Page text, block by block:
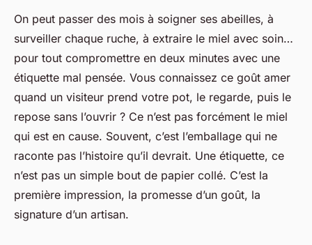
On peut passer des mois à soigner ses abeilles, à
surveiller chaque ruche, à extraire le miel avec soin…
pour tout compromettre en deux minutes avec une
étiquette mal pensée. Vous connaissez ce goût amer
quand un visiteur prend votre pot, le regarde, puis le
repose sans l’ouvrir ? Ce n’est pas forcément le miel
qui est en cause. Souvent, c’est l’emballage qui ne
raconte pas l’histoire qu’il devrait. Une étiquette, ce
n’est pas un simple bout de papier collé. C’est la
première impression, la promesse d’un goût, la
signature d’un artisan.